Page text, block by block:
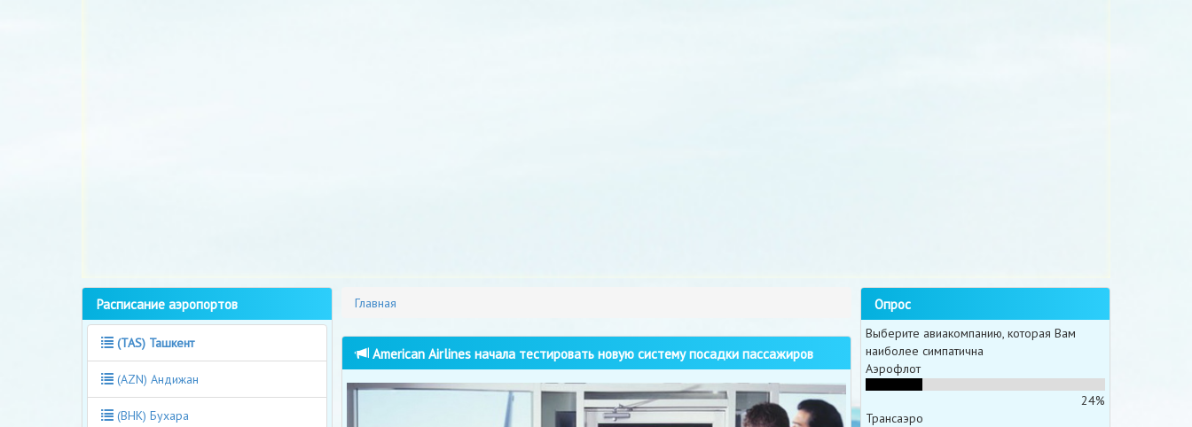
Главная
American Airlines начала тестировать новую систему посадки пассажиров
Расписание аэропортов
(TAS) Ташкент
(AZN) Андижан
(BHK) Бухара
Опрос
Выберите авиакомпанию, которая Вам
наиболее симпатична
Аэрофлот
24%
Трансаэро